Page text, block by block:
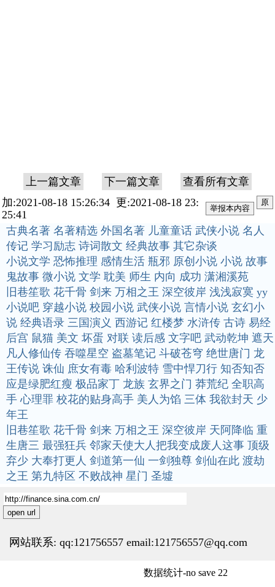
上一篇文章 下一篇文章
查看所有文章
加:2021-08-18 15:26:34 更:2021-08-18 23:
25:41
原
古典名著 名著精选 外国名著 儿童童话 武侠小说 名人
传记 学习励志 诗词散文 经典故事 其它杂谈
小说文学 恐怖推理 感情生活 瓶邪 原创小说 小说 故事
鬼故事 微小说 文学 耽美 师生 内向 成功 潇湘溪苑
旧巷笙歌 花千骨 剑来 万相之王 深空彼岸 浅浅寂寞 yy
小说吧 穿越小说 校园小说 武侠小说 言情小说 玄幻小
说 经典语录 三国演义 西游记 红楼梦 水浒传 古诗 易经
后宫 鼠猫 美文 坏蛋 对联 读后感 文字吧 武动乾坤 遮天
凡人修仙传 吞噬星空 盗墓笔记 斗破苍穹 绝世唐门 龙
王传说 诛仙 庶女有毒 哈利波特 雪中悍刀行 知否知否
应是绿肥红瘦 极品家丁 龙族 玄界之门 莽荒纪 全职高
手 心理罪 校花的贴身高手 美人为馅 三体 我欲封天 少
年王
旧巷笙歌 花千骨 剑来 万相之王 深空彼岸 天阿降临 重
生唐三 最强狂兵 邻家天使大人把我变成废人这事 顶级
弃少 大奉打更人 剑道第一仙 一剑独尊 剑仙在此 渡劫
之王 第九特区 不败战神 星门 圣墟
open url
网站联系: qq:121756557 email:121756557@qq.com